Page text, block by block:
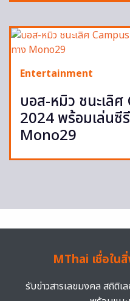
Entertainment
บอส-หมิว ชนะเลิ
2024 พร้อมเล่นซี
Mono29
MThai เชื่อใน
รับข่าวสารเลขมงคล สถิติเ